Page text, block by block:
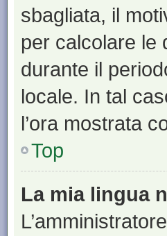
sbagliata, il
per calcolare le
durante il
locale. In tal
l’ora mostrata
Top
La mia lingua